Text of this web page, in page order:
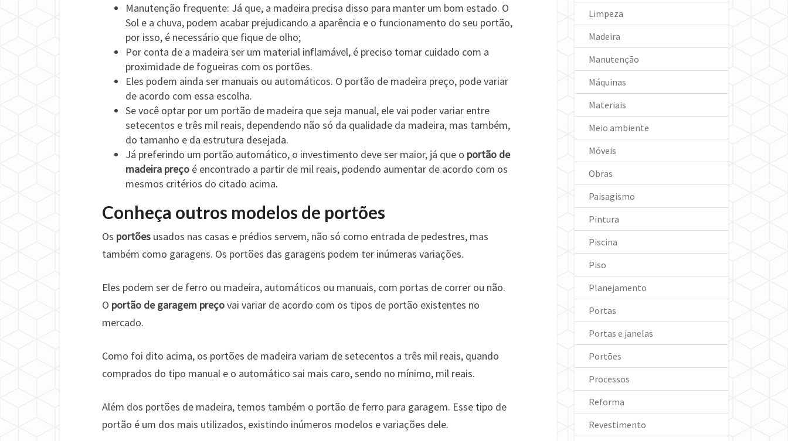
Manutenção frequente: Já que, a madeira precisa disso para manter um bom estado. O
Sol e a chuva, podem acabar prejudicando a aparência e o funcionamento do seu portão,
por isso, é necessário que fique de olho;
Por conta de a madeira ser um material inflamável, é preciso tomar cuidado com a
proximidade de fogueiras com os portões.
Eles podem ainda ser manuais ou automáticos. O portão de madeira preço, pode variar
de acordo com essa escolha.
Se você optar por um portão de madeira que seja manual, ele vai poder variar entre
setecentos e três mil reais, dependendo não só da qualidade da madeira, mas também,
do tamanho e da estrutura desejada.
Já preferindo um portão automático, o investimento deve ser maior, já que o portão de
madeira preço é encontrado a partir de mil reais, podendo aumentar de acordo com os
mesmos critérios do citado acima.
Conheça outros modelos de portões
Os portões usados nas casas e prédios servem, não só como entrada de pedestres, mas
também como garagens. Os portões das garagens podem ter inúmeras variações.
Eles podem ser de ferro ou madeira, automáticos ou manuais, com portas de correr ou não.
O portão de garagem preçovai variar de acordo com os tipos de portão existentes no
mercado.
Como foi dito acima, os portões de madeira variam de setecentos a três mil reais, quando
comprados do tipo manual e o automático sai mais caro, sendo no mínimo, mil reais.
Além dos portões de madeira, temos também o portão de ferro para garagem. Esse tipo de
portão é um dos mais utilizados, existindo inúmeros modelos e variações dele.
Limpeza
Madeira
Manutenção
Máquinas
Materiais
Meio ambiente
Móveis
Obras
Paisagismo
Pintura
Piscina
Piso
Planejamento
Portas
Portas e janelas
Portões
Processos
Reforma
Revestimento